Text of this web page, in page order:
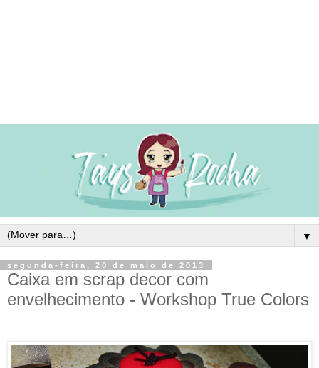
▼
segunda-feira, 20 de maio de 2013
Caixa em scrap decor com
envelhecimento - Workshop True Colors